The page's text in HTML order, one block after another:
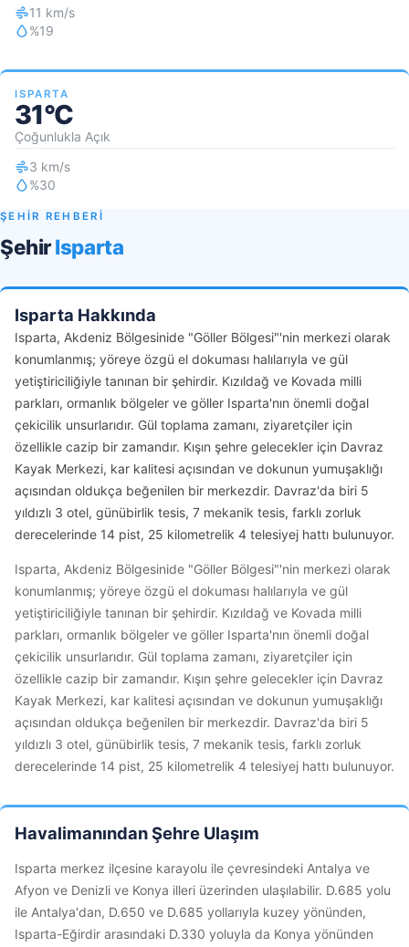
11 km/s
%19
ISPARTA
31°C
Çoğunlukla Açık
3 km/s
%30
ŞEHİR REHBERİ
ŞehirIsparta
Isparta Hakkında
Isparta, Akdeniz Bölgesinide "Göller Bölgesi"'nin merkezi olarak
konumlanmış; yöreye özgü el dokuması halılarıyla ve gül
yetiştiriciliğiyle tanınan bir şehirdir. Kızıldağ ve Kovada milli
parkları, ormanlık bölgeler ve göller Isparta'nın önemli doğal
çekicilik unsurlarıdır. Gül toplama zamanı, ziyaretçiler için
özellikle cazip bir zamandır. Kışın şehre gelecekler için Davraz
Kayak Merkezi, kar kalitesi açısından ve dokunun yumuşaklığı
açısından oldukça beğenilen bir merkezdir. Davraz'da biri 5
yıldızlı 3 otel, günübirlik tesis, 7 mekanik tesis, farklı zorluk
derecelerinde 14 pist, 25 kilometrelik 4 telesiyej hattı bulunuyor.
Isparta, Akdeniz Bölgesinide "Göller Bölgesi"'nin merkezi olarak
konumlanmış; yöreye özgü el dokuması halılarıyla ve gül
yetiştiriciliğiyle tanınan bir şehirdir. Kızıldağ ve Kovada milli
parkları, ormanlık bölgeler ve göller Isparta'nın önemli doğal
çekicilik unsurlarıdır. Gül toplama zamanı, ziyaretçiler için
özellikle cazip bir zamandır. Kışın şehre gelecekler için Davraz
Kayak Merkezi, kar kalitesi açısından ve dokunun yumuşaklığı
açısından oldukça beğenilen bir merkezdir. Davraz'da biri 5
yıldızlı 3 otel, günübirlik tesis, 7 mekanik tesis, farklı zorluk
derecelerinde 14 pist, 25 kilometrelik 4 telesiyej hattı bulunuyor.
Havalimanından Şehre Ulaşım
Isparta merkez ilçesine karayolu ile çevresindeki Antalya ve
Afyon ve Denizli ve Konya illeri üzerinden ulaşılabilir. D.685 yolu
ile Antalya'dan, D.650 ve D.685 yollarıyla kuzey yönünden,
Isparta-Eğirdir arasındaki D.330 yoluyla da Konya yönünden